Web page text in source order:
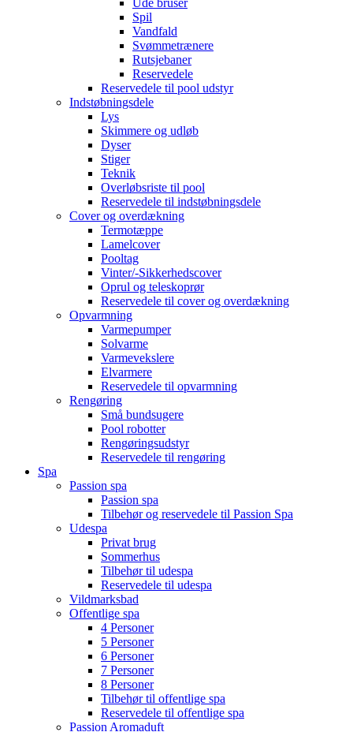
Ude bruser
Spil
Vandfald
Svømmetrænere
Rutsjebaner
Reservedele
Reservedele til pool udstyr
Indstøbningsdele
Lys
Skimmere og udløb
Dyser
Stiger
Teknik
Overløbsriste til pool
Reservedele til indstøbningsdele
Cover og overdækning
Termotæppe
Lamelcover
Pooltag
Vinter/-Sikkerhedscover
Oprul og teleskoprør
Reservedele til cover og overdækning
Opvarmning
Varmepumper
Solvarme
Varmevekslere
Elvarmere
Reservedele til opvarmning
Rengøring
Små bundsugere
Pool robotter
Rengøringsudstyr
Reservedele til rengøring
Spa
Passion spa
Passion spa
Tilbehør og reservedele til Passion Spa
Udespa
Privat brug
Sommerhus
Tilbehør til udespa
Reservedele til udespa
Vildmarksbad
Offentlige spa
4 Personer
5 Personer
6 Personer
7 Personer
8 Personer
Tilbehør til offentlige spa
Reservedele til offentlige spa
Passion Aromaduft